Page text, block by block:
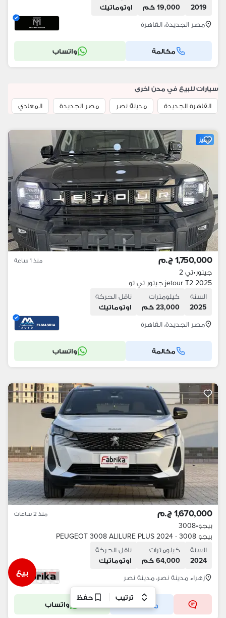
2019
19,000 كم
اوتوماتيك
مصر الجديدة، القاهرة
مكالمة واتساب
سيارات للبيع في مدن اخرى
القاهرة الجديدة
مدينة نصر مصر الجديدة المعادي
مميز
1,750,000 ج.م منذ 1 ساعة
جيتور•تي 2
jetour T2 2025 جيتور تي تو
السنة
2025
كيلومترات
23,000 كم
ناقل الحركة
اوتوماتيك
مصر الجديدة، القاهرة
مكالمة واتساب
1,670,000 ج.م منذ 2 ساعات
بيجو•
3008
بيجو 3008 - 2024 PEUGEOT 3008 ALlLURE PLUS
السنة
2024
كيلومترات
64,000 كم
ناقل الحركة
اوتوماتيك
زهراء مدينة نصر، مدينة نصر
مكالمة واتساب
بيع
ترتيب حفظ